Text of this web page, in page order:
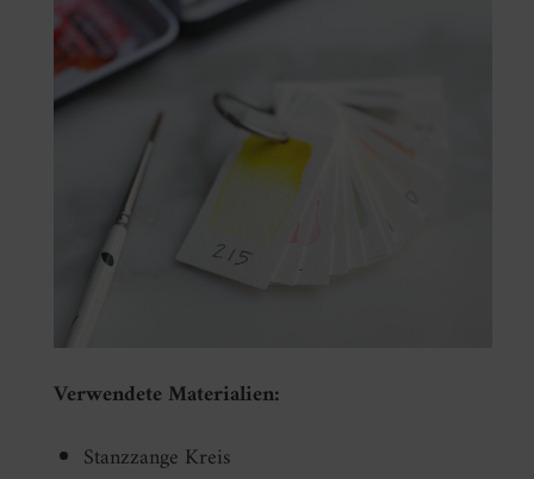
Verwendete Materialien:
Stanzzange Kreis